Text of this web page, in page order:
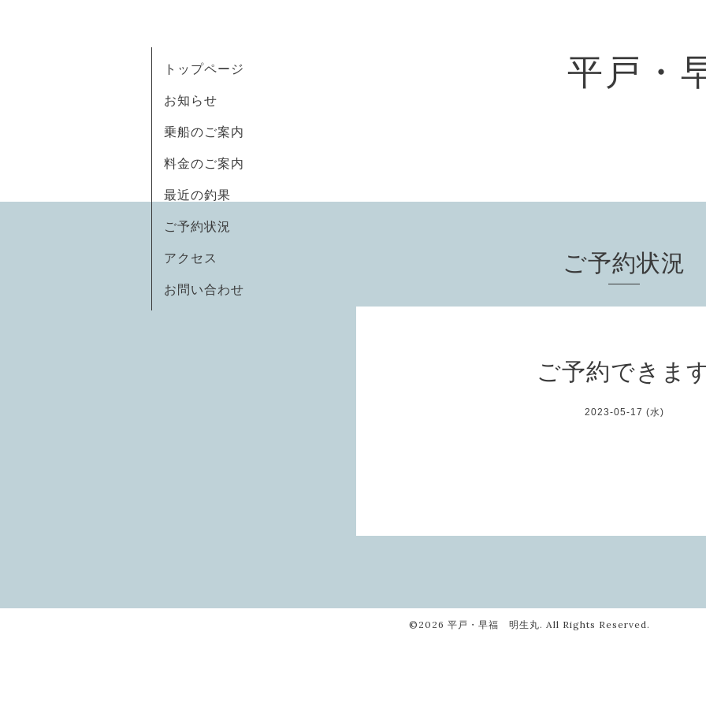
平戸・
トップページ
お知らせ
乗船のご案内
料金のご案内
最近の釣果
ご予約状況
アクセス
お問い合わせ
ご予約状況
ご予約できま
2023-05-17 (水)
©2026 平戸・早福 明生丸. All Rights Reserved.